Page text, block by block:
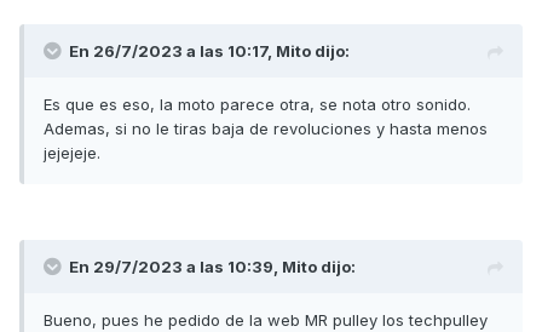
En 26/7/2023 a las 10:17, Mito dijo:
Es que es eso, la moto parece otra, se nota otro sonido.
Ademas, si no le tiras baja de revoluciones y hasta menos
jejejeje.
En 29/7/2023 a las 10:39, Mito dijo:
Bueno, pues he pedido de la web MR pulley los techpulley